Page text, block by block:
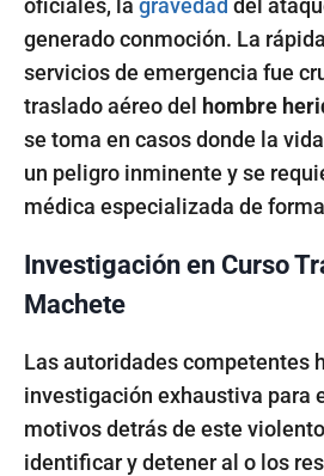
oficiales, la gravedad del
generado conmoción. La
servicios de emergencia fue
traslado aéreo del
hombre
se toma en casos donde la
un peligro inminente y se
médica especializada de
Investigación en Curso
Machete
Las autoridades competentes
investigación exhaustiva para
motivos detrás de este violento
identificar y detener al o los